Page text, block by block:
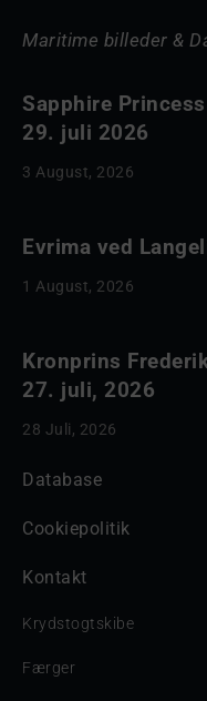
Maritime billeder &
Sapphire
29. juli 2026
3 August, 2026
Evrima ved
1 August, 2026
Kronprins
27. juli, 2026
28 Juli, 2026
Database
Cookiepolitik
Kontakt
Krydstogtskibe
Færger